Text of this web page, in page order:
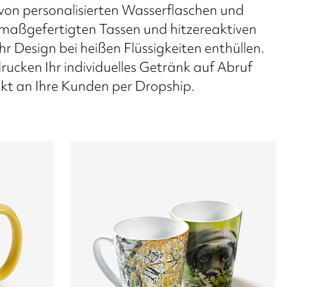
personalisierten Wasserflaschen und
Tassen und hitzereaktiven
Design bei heißen Flüssigkeiten enthüllen.
Ihr individuelles Getränk auf Abruf
an Ihre Kunden per Dropship.